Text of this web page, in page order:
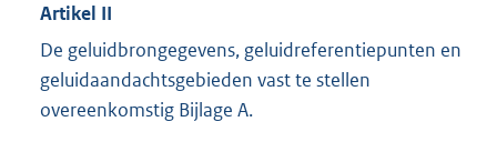
Artikel II
De geluidbrongegevens, geluidreferentiepunten en
geluidaandachtsgebieden vast te stellen
overeenkomstig Bijlage A.